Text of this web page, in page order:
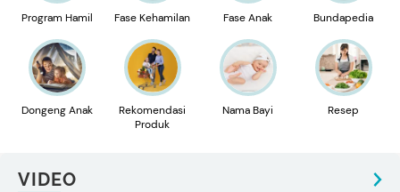
Program Hamil Fase Kehamilan Fase Anak Bundapedia
Dongeng Anak
Rekomendasi
Produk
Nama Bayi Resep
VIDEO